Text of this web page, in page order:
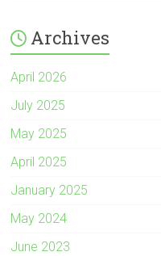
Archives
April 2026
July 2025
May 2025
April 2025
January 2025
May 2024
June 2023